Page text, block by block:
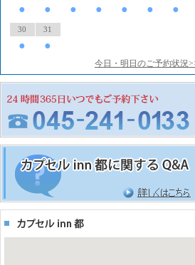
● ● ● ● ● ● ●
30
●
31
●
今日・明日のご予約状況